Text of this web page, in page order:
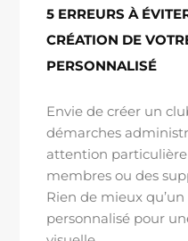
5 ERREURS À
CRÉATION DE
PERSONNALISÉ
Envie de créer un
démarches
attention
membres ou des
Rien de mieux
personnalisé pour